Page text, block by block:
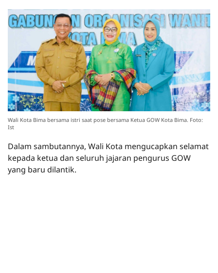
Wali Kota Bima bersama istri saat pose bersama Ketua GOW Kota Bima. Foto:
Ist
Dalam sambutannya, Wali Kota mengucapkan selamat
kepada ketua dan seluruh jajaran pengurus GOW
yang baru dilantik.